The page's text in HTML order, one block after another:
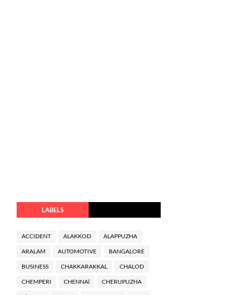
LABELS
ACCIDENT ALAKKOD ALAPPUZHA
ARALAM AUTOMOTIVE BANGALORE
BUSINESS CHAKKARAKKAL CHALOD
CHEMPERI CHENNAl CHERUPUZHA